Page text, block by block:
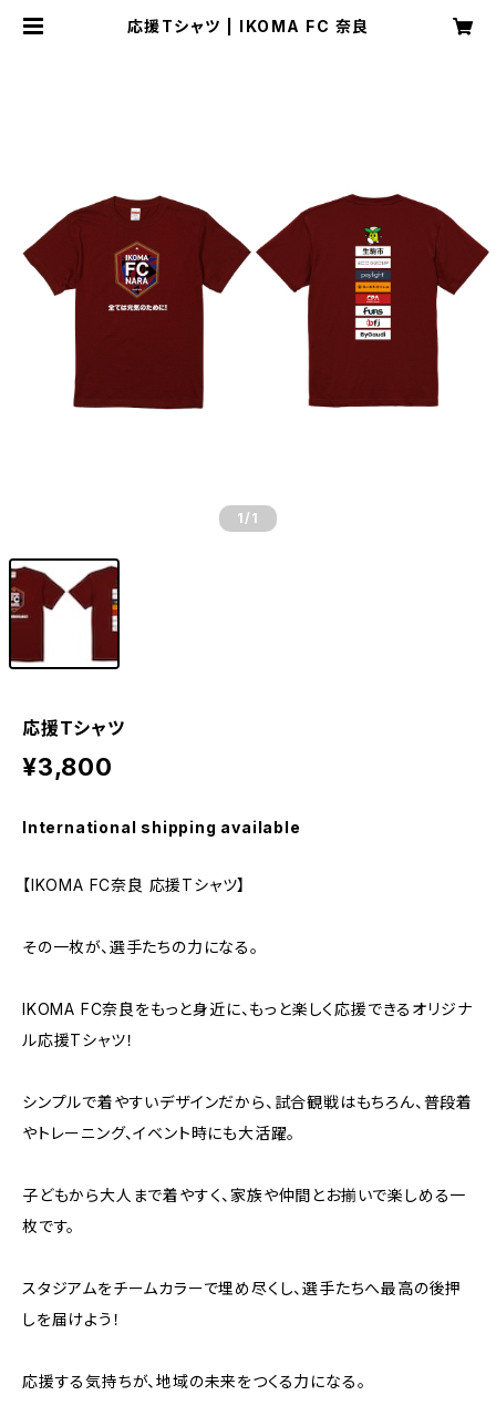
応援Tシャツ | IKOMA FC 奈良
1 /1
応援Tシャツ
¥3,800
International shipping available
【IKOMA FC奈良 応援Tシャツ】
その一枚が、選手たちの力になる。
IKOMA FC奈良をもっと身近に、もっと楽しく応援できるオリジナ
ル応援Tシャツ！
シンプルで着やすいデザインだから、試合観戦はもちろん、普段着
やトレーニング、イベント時にも大活躍。
子どもから大人まで着やすく、家族や仲間とお揃いで楽しめる一
枚です。
スタジアムをチームカラーで埋め尽くし、選手たちへ最高の後押
しを届けよう！
応援する気持ちが、地域の未来をつくる力になる。